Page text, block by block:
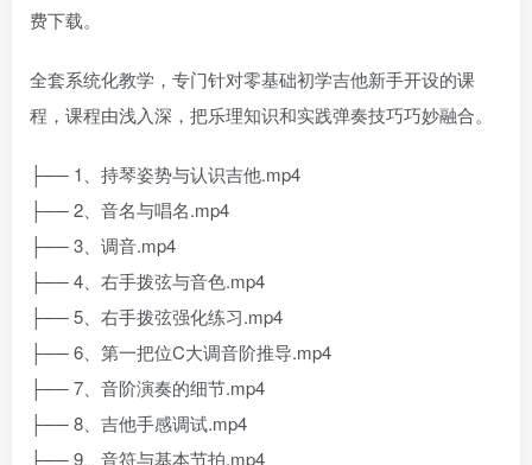
费下载。
全套系统化教学，专门针对零基础初学吉他新手开设的课
程，课程由浅入深，把乐理知识和实践弹奏技巧巧妙融合。
├── 1、持琴姿势与认识吉他.mp4
├── 2、音名与唱名.mp4
├── 3、调音.mp4
├── 4、右手拨弦与音色.mp4
├── 5、右手拨弦强化练习.mp4
├── 6、第一把位C大调音阶推导.mp4
├── 7、音阶演奏的细节.mp4
├── 8、吉他手感调试.mp4
├── 9、音符与基本节拍.mp4